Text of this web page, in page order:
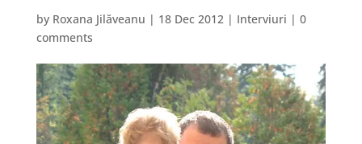
by Roxana Jilăveanu | 18 Dec 2012| Interviuri | 0
comments